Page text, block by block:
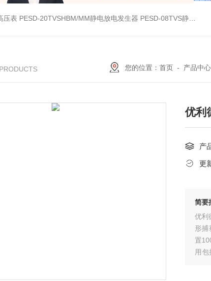
压表 PESD-20TVSHBM/MM静电放电发生器 PESD-08TVS静电放电发生器
您的位置： 首页- 产品中心
优利
产
更
简要
优利
形捕
置
用